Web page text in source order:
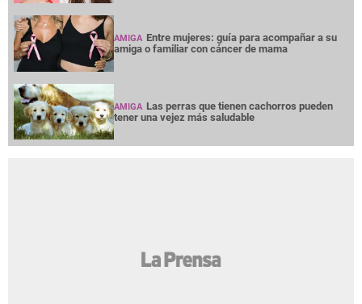
AMIGA Entre mujeres: guía para acompañar a su
amiga o familiar con cáncer de mama
AMIGA Las perras que tienen cachorros pueden
tener una vejez más saludable